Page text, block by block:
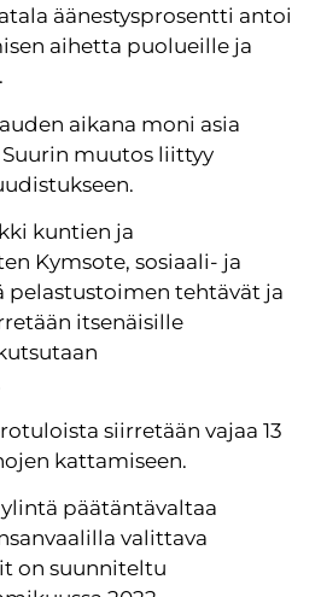
äänestysprosentti antoi
aihetta puolueille ja
aikana moni asia
muutos liittyy
kuntien ja
Kymsote, sosiaali- ja
pelastustoimen tehtävät ja
itsenäisille
siirretään vajaa 13
kattamiseen.
päätäntävaltaa
valittava
on suunniteltu